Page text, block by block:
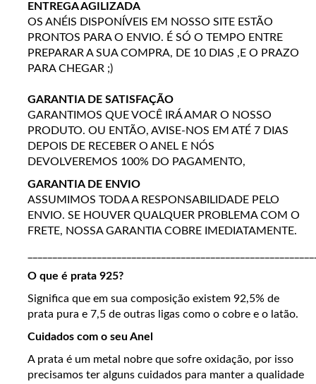
ENTREGA AGILIZADA
OS ANÉIS DISPONÍVEIS EM NOSSO SITE ESTÃO
PRONTOS PARA O ENVIO. É SÓ O TEMPO ENTRE
PREPARAR A SUA COMPRA, DE 10 DIAS ,E O PRAZO
PARA CHEGAR ;)
GARANTIA DE SATISFAÇÃO
GARANTIMOS QUE VOCÊ IRÁ AMAR O NOSSO
PRODUTO. OU ENTÃO, AVISE-NOS EM ATÉ 7 DIAS
DEPOIS DE RECEBER O ANEL E NÓS
DEVOLVEREMOS 100% DO PAGAMENTO,
GARANTIA DE ENVIO
ASSUMIMOS TODA A RESPONSABILIDADE PELO
ENVIO. SE HOUVER QUALQUER PROBLEMA COM O
FRETE, NOSSA GARANTIA COBRE IMEDIATAMENTE.
O que é prata 925?
Significa que em sua composição existem 92,5% de
prata pura e 7,5 de outras ligas como o cobre e o latão.
Cuidados com o seu Anel
A prata é um metal nobre que sofre oxidação, por isso
precisamos ter alguns cuidados para manter a qualidade